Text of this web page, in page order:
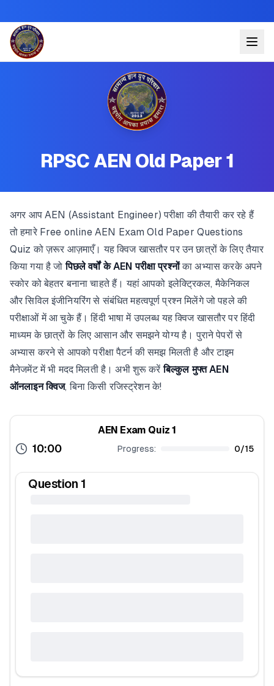
RPSC AEN Old Paper 1
अगर आप AEN (Assistant Engineer) परीक्षा की तैयारी कर रहे हैं
तो हमारे Free online AEN Exam Old Paper Questions
Quiz को ज़रूर आज़माएँ। यह क्विज खासतौर पर उन छात्रों के लिए तैयार
किया गया है जोपिछले वर्षों के AEN परीक्षा प्रश्नोंका अभ्यास करके अपने
स्कोर को बेहतर बनाना चाहते हैं। यहां आपको इलेक्ट्रिकल, मैकेनिकल
और सिविल इंजीनियरिंग से संबंधित महत्वपूर्ण प्रश्न मिलेंगे जो पहले की
परीक्षाओं में आ चुके हैं। हिंदी भाषा में उपलब्ध यह क्विज खासतौर पर हिंदी
माध्यम के छात्रों के लिए आसान और समझने योग्य है। पुराने पेपरों से
अभ्यास करने से आपको परीक्षा पैटर्न की समझ मिलती है और टाइम
मैनेजमेंट में भी मदद मिलती है। अभी शुरू करेंबिल्कुल मुफ्त AEN
ऑनलाइन क्विज, बिना किसी रजिस्ट्रेशन के!
AEN Exam Quiz 1
10:00 Progress: 0/15
Question 1